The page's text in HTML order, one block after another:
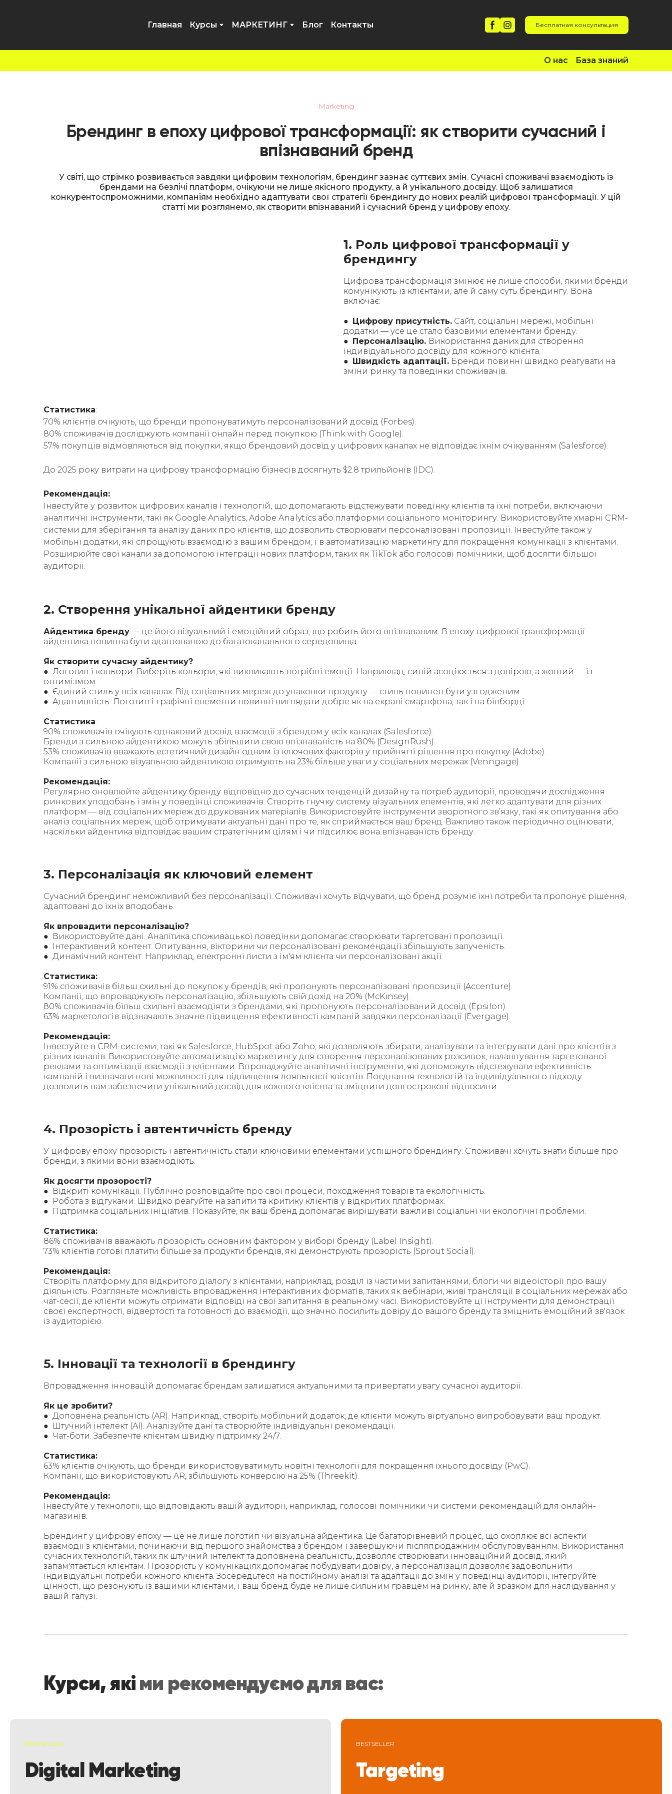
Главная Курсы МАРКЕТИНГ Блог Контакты Бесплатная консультация
О нас База знаний
Marketing
Брендинг в епоху цифрової трансформації: як створити сучасний і
впізнаваний бренд
У світі, що стрімко розвивається завдяки цифровим технологіям, брендинг зазнає суттєвих змін. Сучасні споживачі взаємодіють із
брендами на безлічі платформ, очікуючи не лише якісного продукту, а й унікального досвіду. Щоб залишатися
конкурентоспроможними, компаніям необхідно адаптувати свої стратегії брендингу до нових реалій цифрової трансформації. У цій
статті ми розглянемо, як створити впізнаваний і сучасний бренд у цифрову епоху.
1. Роль цифрової трансформації у
брендингу
Цифрова трансформація змінює не лише способи, якими бренди
комунікують із клієнтами, але й саму суть брендингу. Вона
включає:
● Цифрову присутність. Сайт, соціальні мережі, мобільні
додатки — усе це стало базовими елементами бренду.
● Персоналізацію. Використання даних для створення
індивідуального досвіду для кожного клієнта.
● Швидкість адаптації. Бренди повинні швидко реагувати на
зміни ринку та поведінки споживачів.
Статистика:
70% клієнтів очікують, що бренди пропонуватимуть персоналізований досвід (Forbes).
80% споживачів досліджують компанії онлайн перед покупкою (Think with Google).
57% покупців відмовляються від покупки, якщо брендовий досвід у цифрових каналах не відповідає їхнім очікуванням (Salesforce).
До 2025 року витрати на цифрову трансформацію бізнесів досягнуть $2.8 трильйонів (IDC).
Рекомендація:
Інвестуйте у розвиток цифрових каналів і технологій, що допомагають відстежувати поведінку клієнтів та їхні потреби, включаючи
аналітичні інструменти, такі як Google Analytics, Adobe Analytics або платформи соціального моніторингу. Використовуйте хмарні CRM-
системи для зберігання та аналізу даних про клієнтів, що дозволить створювати персоналізовані пропозиції. Інвестуйте також у
мобільні додатки, які спрощують взаємодію з вашим брендом, і в автоматизацію маркетингу для покращення комунікації з клієнтами.
Розширюйте свої канали за допомогою інтеграції нових платформ, таких як TikTok або голосові помічники, щоб досягти більшої
аудиторії.
2. Створення унікальної айдентики бренду
Айдентика бренду — це його візуальний і емоційний образ, що робить його впізнаваним. В епоху цифрової трансформації
айдентика повинна бути адаптованою до багатоканального середовища.
Як створити сучасну айдентику?
● Логотип і кольори. Виберіть кольори, які викликають потрібні емоції. Наприклад, синій асоціюється з довірою, а жовтий — із
оптимізмом.
● Єдиний стиль у всіх каналах. Від соціальних мереж до упаковки продукту — стиль повинен бути узгодженим.
● Адаптивність. Логотип і графічні елементи повинні виглядати добре як на екрані смартфона, так і на білборді.
Статистика:
90% споживачів очікують однаковий досвід взаємодії з брендом у всіх каналах (Salesforce).
Бренди з сильною айдентикою можуть збільшити свою впізнаваність на 80% (DesignRush).
53% споживачів вважають естетичний дизайн одним із ключових факторів у прийнятті рішення про покупку (Adobe).
Компанії з сильною візуальною айдентикою отримують на 23% більше уваги у соціальних мережах (Venngage).
Рекомендація:
Регулярно оновлюйте айдентику бренду відповідно до сучасних тенденцій дизайну та потреб аудиторії, проводячи дослідження
ринкових уподобань і змін у поведінці споживачів. Створіть гнучку систему візуальних елементів, які легко адаптувати для різних
платформ — від соціальних мереж до друкованих матеріалів. Використовуйте інструменти зворотного зв’язку, такі як опитування або
аналіз соціальних мереж, щоб отримувати актуальні дані про те, як сприймається ваш бренд. Важливо також періодично оцінювати,
наскільки айдентика відповідає вашим стратегічним цілям і чи підсилює вона впізнаваність бренду.
3. Персоналізація як ключовий елемент
Сучасний брендинг неможливий без персоналізації. Споживачі хочуть відчувати, що бренд розуміє їхні потреби та пропонує рішення,
адаптовані до їхніх вподобань.
Як впровадити персоналізацію?
● Використовуйте дані. Аналітика споживацької поведінки допомагає створювати таргетовані пропозиції.
● Інтерактивний контент. Опитування, вікторини чи персоналізовані рекомендації збільшують залученість.
● Динамічний контент. Наприклад, електронні листи з ім'ям клієнта чи персоналізовані акції.
Статистика:
91% споживачів більш схильні до покупок у брендів, які пропонують персоналізовані пропозиції (Accenture).
Компанії, що впроваджують персоналізацію, збільшують свій дохід на 20% (McKinsey).
80% споживачів більш схильні взаємодіяти з брендами, які пропонують персоналізований досвід (Epsilon).
63% маркетологів відзначають значне підвищення ефективності кампаній завдяки персоналізації (Evergage).
Рекомендація:
Інвестуйте в CRM-системи, такі як Salesforce, HubSpot або Zoho, які дозволяють збирати, аналізувати та інтегрувати дані про клієнтів з
різних каналів. Використовуйте автоматизацію маркетингу для створення персоналізованих розсилок, налаштування таргетованої
реклами та оптимізації взаємодії з клієнтами. Впроваджуйте аналітичні інструменти, які допоможуть відстежувати ефективність
кампаній і визначати нові можливості для підвищення лояльності клієнтів. Поєднання технологій та індивідуального підходу
дозволить вам забезпечити унікальний досвід для кожного клієнта та зміцнити довгострокові відносини.
4. Прозорість і автентичність бренду
У цифрову епоху прозорість і автентичність стали ключовими елементами успішного брендингу. Споживачі хочуть знати більше про
бренди, з якими вони взаємодіють.
Як досягти прозорості?
● Відкриті комунікації. Публічно розповідайте про свої процеси, походження товарів та екологічність.
● Робота з відгуками. Швидко реагуйте на запити та критику клієнтів у відкритих платформах.
● Підтримка соціальних ініціатив. Показуйте, як ваш бренд допомагає вирішувати важливі соціальні чи екологічні проблеми.
Статистика:
86% споживачів вважають прозорість основним фактором у виборі бренду (Label Insight).
73% клієнтів готові платити більше за продукти брендів, які демонструють прозорість (Sprout Social).
Рекомендація:
Створіть платформу для відкритого діалогу з клієнтами, наприклад, розділ із частими запитаннями, блоги чи відеоісторії про вашу
діяльність. Розгляньте можливість впровадження інтерактивних форматів, таких як вебінари, живі трансляції в соціальних мережах або
чат-сесії, де клієнти можуть отримати відповіді на свої запитання в реальному часі. Використовуйте ці інструменти для демонстрації
своєї експертності, відвертості та готовності до взаємодії, що значно посилить довіру до вашого бренду та зміцнить емоційний зв'язок
із аудиторією.
5. Інновації та технології в брендингу
Впровадження інновацій допомагає брендам залишатися актуальними та привертати увагу сучасної аудиторії.
Як це зробити?
● Доповнена реальність (AR). Наприклад, створіть мобільний додаток, де клієнти можуть віртуально випробовувати ваш продукт.
● Штучний інтелект (AI). Аналізуйте дані та створюйте індивідуальні рекомендації.
● Чат-боти. Забезпечте клієнтам швидку підтримку 24/7.
Статистика:
63% клієнтів очікують, що бренди використовуватимуть новітні технології для покращення їхнього досвіду (PwC).
Компанії, що використовують AR, збільшують конверсію на 25% (Threekit).
Рекомендація:
Інвестуйте у технології, що відповідають вашій аудиторії, наприклад, голосові помічники чи системи рекомендацій для онлайн-
магазинів.
Брендинг у цифрову епоху — це не лише логотип чи візуальна айдентика. Це багаторівневий процес, що охоплює всі аспекти
взаємодії з клієнтами, починаючи від першого знайомства з брендом і завершуючи післяпродажним обслуговуванням. Використання
сучасних технологій, таких як штучний інтелект та доповнена реальність, дозволяє створювати інноваційний досвід, який
запам'ятається клієнтам. Прозорість у комунікаціях допомагає побудувати довіру, а персоналізація дозволяє задовольнити
індивідуальні потреби кожного клієнта. Зосередьтеся на постійному аналізі та адаптації до змін у поведінці аудиторії, інтегруйте
цінності, що резонують із вашими клієнтами, і ваш бренд буде не лише сильним гравцем на ринку, але й зразком для наслідування у
вашій галузі.
Курси, якіми рекомендуємо для вас:
BESTSELLER
Digital Marketing
BESTSELLER
Targeting